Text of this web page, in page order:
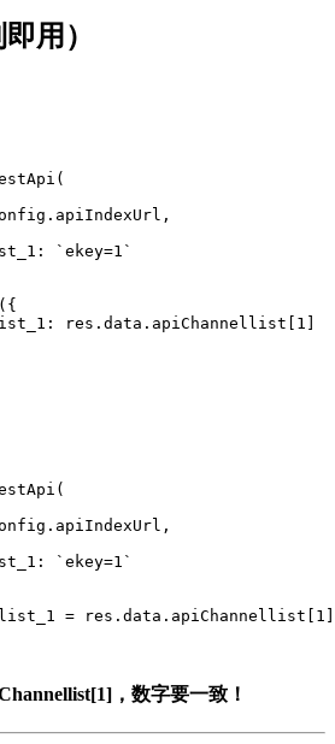
用）
`ekey=1`
`ekey=1`
=
，数字要一致！